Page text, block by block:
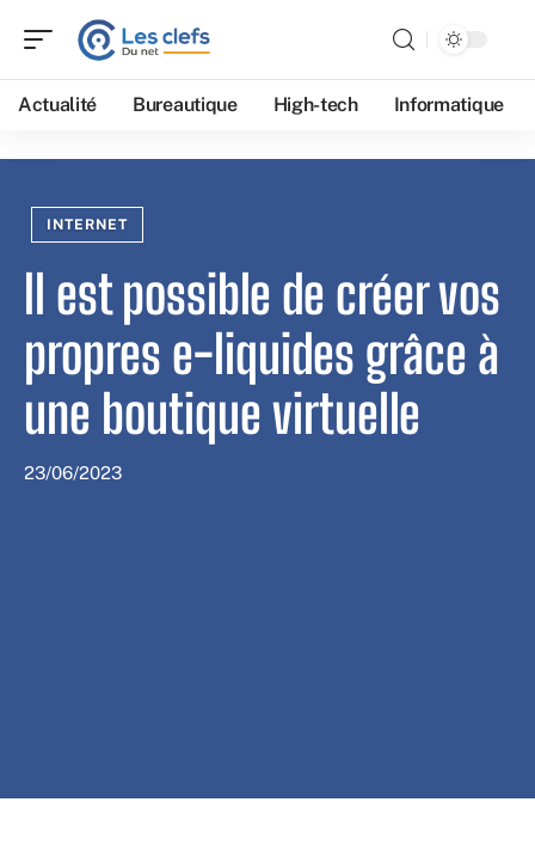
Actualité Bureautique High-tech Informatique
INTERNET
Il est possible de créer vos
propres e-liquides grâce à
une boutique virtuelle
23/06/2023